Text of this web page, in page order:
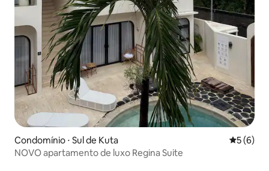
Condomínio ⋅ Sul de Kuta 5 de
5 (6)
NOVO apartamento de luxo Regina Suite